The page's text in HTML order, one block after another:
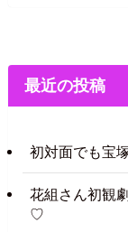
最近の投稿
初対面でも宝
花組さん初観
♡